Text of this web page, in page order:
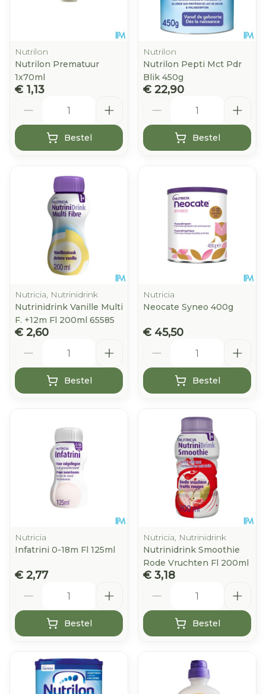
Nutrilon
Nutrilon Prematuur
1x70ml
€ 1,13
Bestel
Nutrilon
Nutrilon Pepti Mct Pdr
Blik 450g
€ 22,90
Bestel
Nutricia, Nutrinidrink
Nutrinidrink Vanille Multi
F. +12m Fl 200ml 65585
€ 2,60
Bestel
Nutricia
Neocate Syneo 400g
€ 45,50
Bestel
Nutricia
Infatrini 0-18m Fl 125ml
€ 2,77
Bestel
Nutricia, Nutrinidrink
Nutrinidrink Smoothie
Rode Vruchten Fl 200ml
€ 3,18
Bestel